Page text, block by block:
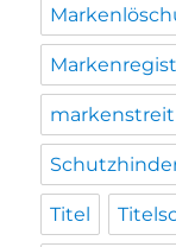
markenstreit
Titel